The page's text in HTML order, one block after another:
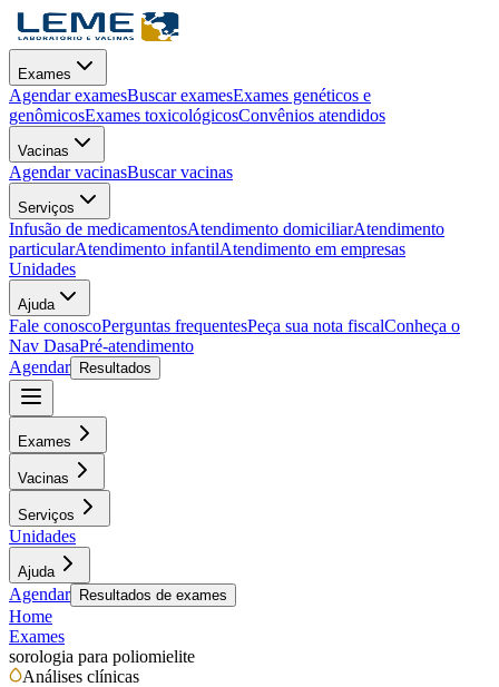
Exames
Agendar examesBuscar examesExames genéticos e
genômicosExames toxicológicosConvênios atendidos
Vacinas
Agendar vacinasBuscar vacinas
Serviços
Infusão de medicamentosAtendimento domiciliarAtendimento
particularAtendimento infantilAtendimento em empresas
Unidades
Ajuda
Fale conoscoPerguntas frequentesPeça sua nota fiscalConheça o
Nav DasaPré-atendimento
Agendar
Resultados
Exames
Vacinas
Serviços
Unidades
Ajuda
Agendar Resultados de exames
Home
Exames
sorologia para poliomielite
Análises clínicas